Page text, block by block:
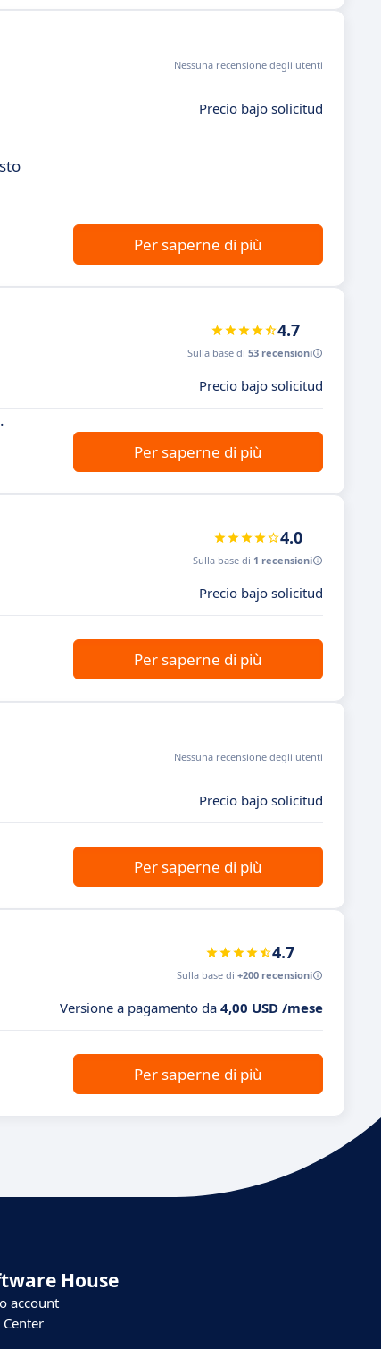
Nessuna recensione degli utenti
Precio bajo solicitud
Per saperne di più
4.7
Sulla base di 53 recensioni
Precio bajo solicitud
Per saperne di più
4.0
Sulla base di 1 recensioni
Precio bajo solicitud
Per saperne di più
Nessuna recensione degli utenti
Precio bajo solicitud
Per saperne di più
4.7
Sulla base di +200 recensioni
Versione a pagamento da 4,00 USD /mese
Per saperne di più
House
account
Center